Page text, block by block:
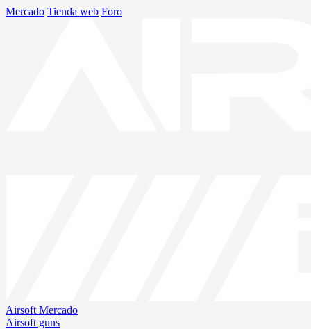
Mercado Tienda web Foro
Airsoft Mercado
Airsoft guns